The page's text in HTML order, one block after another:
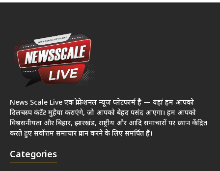
News Scale Live एक प्रोफेशनल न्यूज़ प्लेटफार्म है — यहां हम आपको
दिलचस्प कंटेंट मुहैया कराएंगे, जो आपको बेहद पसंद आएगा। हम आपको
विश्वसनीयता और बिहार, झारखंड, राष्ट्रीय और आदि समाचारों पर ध्यान केंद्रित
करते हुए सर्वोत्तम समाचार प्रदान करने के लिए समर्पित हैं।
Categories